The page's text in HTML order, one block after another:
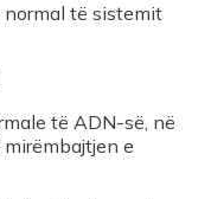
të sistemit
të ADN-së, në
e